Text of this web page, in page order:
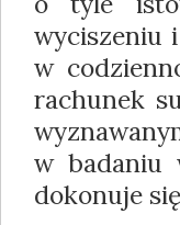
wyciszeniu
w
rachunek
w badaniu
dokonuje